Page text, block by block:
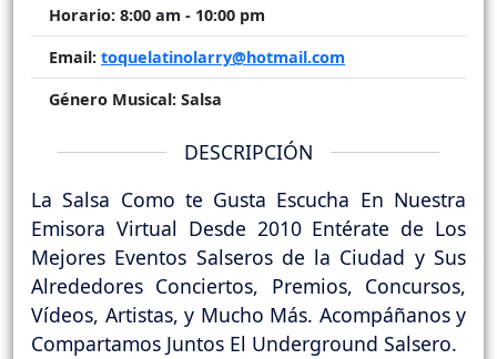
Horario: 8:00 am - 10:00 pm
Email: toquelatinolarry@hotmail.com
Género Musical: Salsa
DESCRIPCIÓN
La Salsa Como te Gusta Escucha En Nuestra
Emisora Virtual Desde 2010 Entérate de Los
Mejores Eventos Salseros de la Ciudad y Sus
Alrededores Conciertos, Premios, Concursos,
Vídeos, Artistas, y Mucho Más. Acompáñanos y
Compartamos Juntos El Underground Salsero.